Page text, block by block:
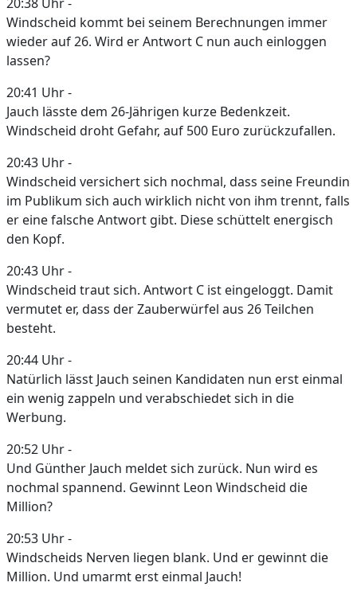
Windscheid kommt bei seinem Berechnungen immer
wieder auf 26. Wird er Antwort C nun auch einloggen
lassen?
20:41 Uhr -
Jauch lässte dem 26-Jährigen kurze Bedenkzeit.
Windscheid droht Gefahr, auf 500 Euro zurückzufallen.
20:43 Uhr -
Windscheid versichert sich nochmal, dass seine Freundin
im Publikum sich auch wirklich nicht von ihm trennt, falls
er eine falsche Antwort gibt. Diese schüttelt energisch
den Kopf.
20:43 Uhr -
Windscheid traut sich. Antwort C ist eingeloggt. Damit
vermutet er, dass der Zauberwürfel aus 26 Teilchen
besteht.
20:44 Uhr -
Natürlich lässt Jauch seinen Kandidaten nun erst einmal
ein wenig zappeln und verabschiedet sich in die
Werbung.
20:52 Uhr -
Und Günther Jauch meldet sich zurück. Nun wird es
nochmal spannend. Gewinnt Leon Windscheid die
Million?
20:53 Uhr -
Windscheids Nerven liegen blank. Und er gewinnt die
Million. Und umarmt erst einmal Jauch!